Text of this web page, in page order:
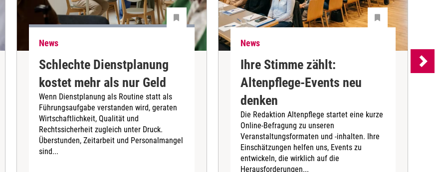
News
Schlechte Dienstplanung
kostet mehr als nur Geld
Wenn Dienstplanung als Routine statt als
Führungsaufgabe verstanden wird, geraten
Wirtschaftlichkeit, Qualität und
Rechtssicherheit zugleich unter Druck.
Überstunden, Zeitarbeit und Personalmangel
sind...
News
Ihre Stimme zählt:
Altenpflege-Events neu
denken
Die Redaktion Altenpflege startet eine kurze
Online-Befragung zu unseren
Veranstaltungsformaten und -inhalten. Ihre
Einschätzungen helfen uns, Events zu
entwickeln, die wirklich auf die
Herausforderungen...